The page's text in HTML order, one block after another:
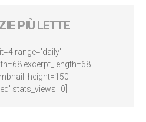
PIÙ LETTE
range='daily'
excerpt_length=68
stats_views=0]